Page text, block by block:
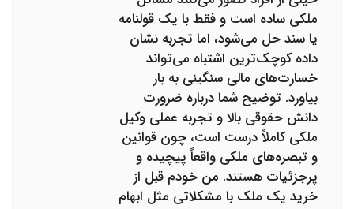
ملکی ساده است و فقط با یک قولنامه
یا سند حل می‌شود، اما تجربه نشان
داده کوچک‌ترین اشتباه می‌تواند
خسارت‌های مالی سنگینی به بار
بیاورد. توضیح شما درباره ضرورت
دانش حقوقی بالا و تجربه عملی وکیل
ملکی کاملاً درست است، چون قوانین
و تبصره‌های ملکی واقعاً پیچیده و
پرجزئیات هستند. من خودم قبل از
خرید یک ملک با مشکلاتی مثل ابهام